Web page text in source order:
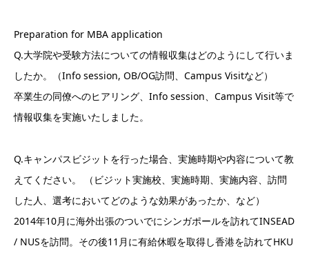
Preparation for MBA application
Q.大学院や受験方法についての情報収集はどのようにして行いま
したか。（Info session, OB/OG訪問、Campus Visitなど）
卒業生の同僚へのヒアリング、Info session、Campus Visit等で
情報収集を実施いたしました。
Q.キャンパスビジットを行った場合、実施時期や内容について教
えてください。 （ビジット実施校、実施時期、実施内容、訪問
した人、選考においてどのような効果があったか、など）
2014年10月に海外出張のついでにシンガポールを訪れてINSEAD
/ NUSを訪問。その後11月に有給休暇を取得し香港を訪れてHKU